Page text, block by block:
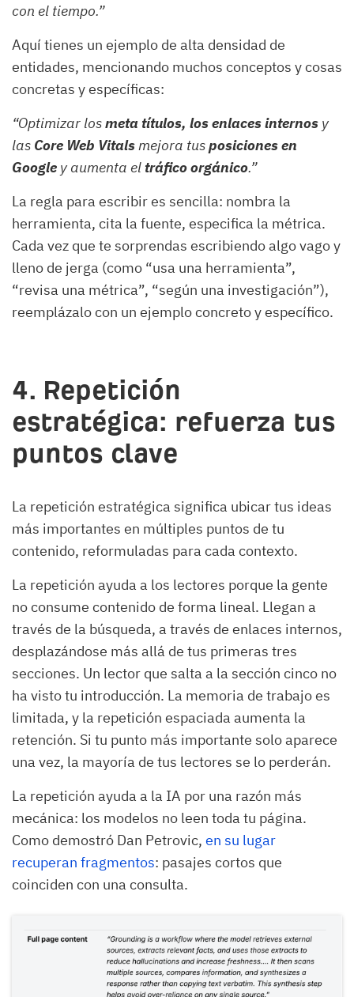
con el tiempo.”
Aquí tienes un ejemplo de alta densidad de
entidades, mencionando muchos conceptos y cosas
concretas y específicas:
“Optimizar losmeta títulos, los enlaces internos y
las Core Web Vitalsmejora tusposiciones en
Google y aumenta eltráfico orgánico.”
La regla para escribir es sencilla: nombra la
herramienta, cita la fuente, especifica la métrica.
Cada vez que te sorprendas escribiendo algo vago y
lleno de jerga (como “usa una herramienta”,
“revisa una métrica”, “según una investigación”),
reemplázalo con un ejemplo concreto y específico.
4. Repetición
estratégica: refuerza tus
puntos clave
La repetición estratégica significa ubicar tus ideas
más importantes en múltiples puntos de tu
contenido, reformuladas para cada contexto.
La repetición ayuda a los lectores porque la gente
no consume contenido de forma lineal. Llegan a
través de la búsqueda, a través de enlaces internos,
desplazándose más allá de tus primeras tres
secciones. Un lector que salta a la sección cinco no
ha visto tu introducción. La memoria de trabajo es
limitada, y la repetición espaciada aumenta la
retención. Si tu punto más importante solo aparece
una vez, la mayoría de tus lectores se lo perderán.
La repetición ayuda a la IA por una razón más
mecánica: los modelos no leen toda tu página.
Como demostró Dan Petrovic, en su lugar
recuperan fragmentos: pasajes cortos que
coinciden con una consulta.